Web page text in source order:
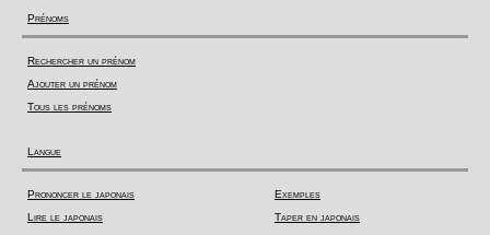
Prénoms
Rechercher un prénom
Ajouter un prénom
Tous les prénoms
Langue
Prononcer le japonais
Lire le japonais
Exemples
Taper en japonais